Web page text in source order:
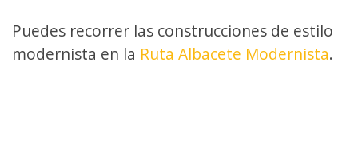
Puedes recorrer las construcciones de estilo
modernista en la Ruta Albacete Modernista.